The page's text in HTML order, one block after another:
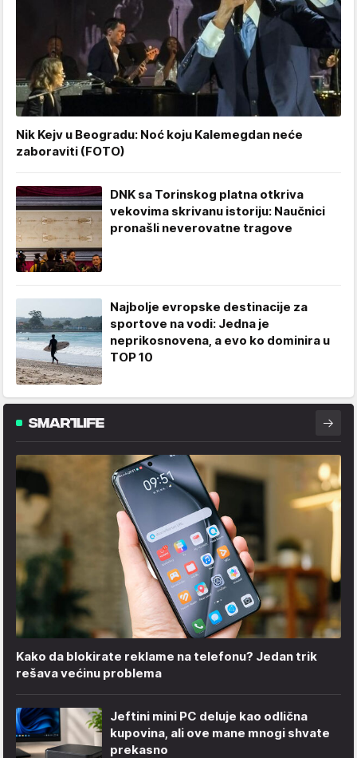
Nik Kejv u Beogradu: Noć koju Kalemegdan neće
zaboraviti (FOTO)
DNK sa Torinskog platna otkriva
vekovima skrivanu istoriju: Naučnici
pronašli neverovatne tragove
Najbolje evropske destinacije za
sportove na vodi: Jedna je
neprikosnovena, a evo ko dominira u
TOP 10
Kako da blokirate reklame na telefonu​? Jedan trik
rešava većinu problema
Jeftini mini PC deluje kao odlična
kupovina, ali ove mane mnogi shvate
prekasno